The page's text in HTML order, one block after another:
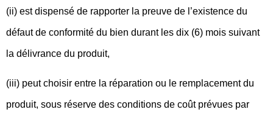
(ii) est dispensé de rapporter la preuve de l’existence du
défaut de conformité du bien durant les dix (6) mois suivant
la délivrance du produit,
(iii) peut choisir entre la réparation ou le remplacement du
produit, sous réserve des conditions de coût prévues par